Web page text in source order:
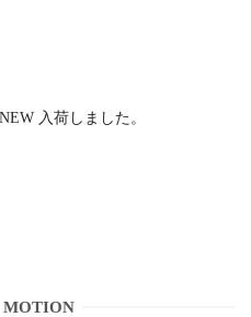
入荷しました。